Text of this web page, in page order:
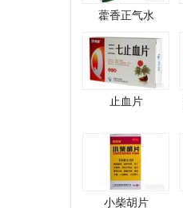
藿香正气水
止血片
小柴胡片